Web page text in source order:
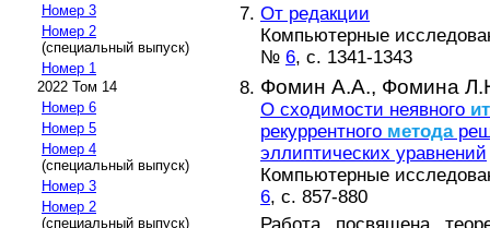
Номер 3
Номер 2
(специальный выпуск)
Номер 1
2022 Том 14
Номер 6
Номер 5
Номер 4
(специальный выпуск)
Номер 3
Номер 2
(специальный выпуск)
От редакции
Компьютерные
№ 6, с. 1341-1343
Фомин А.А., Фомина
О сходимости неявного
рекуррентного метода
эллиптических уравнений
Компьютерные
6, с. 857-880